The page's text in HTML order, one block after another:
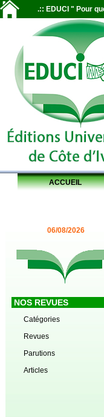
.:: EDUCI " Pour
ACCUEIL
06/08/2026
NOS REVUES
Catégories
Revues
Parutions
Articles